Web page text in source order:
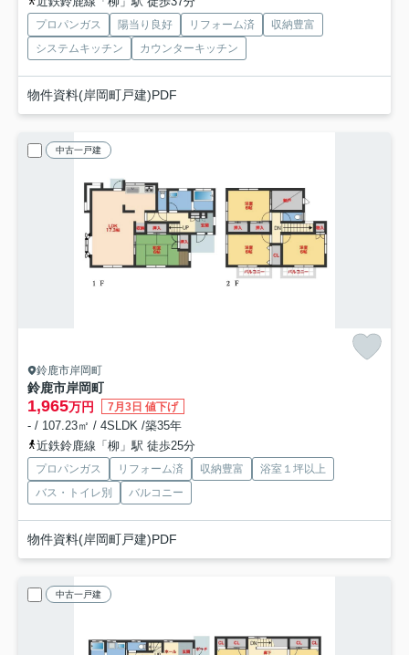
プロパンガス 陽当り良好 リフォーム済
収納豊富
システムキッチン
カウンターキッチン
物件資料(岸岡町戸建)PDF
中古一戸建
鈴鹿市岸岡町
鈴鹿市岸岡町
1,965万円 7月3日 値下げ
- / 107.23㎡ / 4SLDK /築35年
近鉄鈴鹿線「柳」駅 徒歩25分
プロパンガス リフォーム済 収納豊富
浴室１坪以上
バス・トイレ別
バルコニー
物件資料(岸岡町戸建)PDF
中古一戸建